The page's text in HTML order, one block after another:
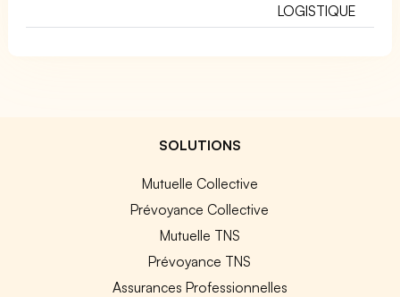
LOGISTIQUE
SOLUTIONS
Mutuelle Collective
Prévoyance Collective
Mutuelle TNS
Prévoyance TNS
Assurances Professionnelles